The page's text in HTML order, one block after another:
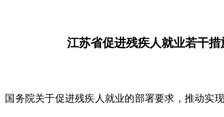
江苏省促进残疾人就业若干措
国务院关于促进残疾人就业的部署要求，推动实